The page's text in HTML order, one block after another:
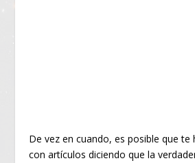
De vez en cuando, es posible que te
con artículos diciendo que la